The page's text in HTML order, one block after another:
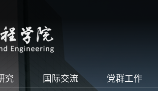
究 国际交流 党群工作